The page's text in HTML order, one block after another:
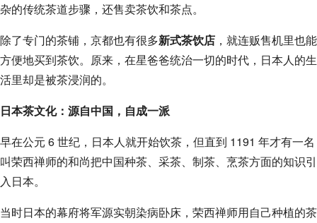
杂的传统茶道步骤，还售卖茶饮和茶点。
除了专门的茶铺，京都也有很多新式茶饮店 ，就连贩售机里也能
方便地买到茶饮。原来，在星爸爸统治一切的时代，日本人的生
活里却是被茶浸润的。
日本茶文化：源自中国，自成一派
早在公元 6 世纪，日本人就开始饮茶，但直到 1191 年才有一名
叫荣西禅师的和尚把中国种茶、采茶、制茶、烹茶方面的知识引
入日本。
当时日本的幕府将军源实朝染病卧床，荣西禅师用自己种植的茶